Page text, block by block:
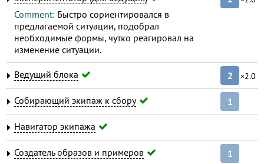
Comment: Быстро сориентировался в
предлагаемой ситуации, подобрал
необходимые формы, чутко реагировал на
изменение ситуации.
Ведущий блока 2 ×2.0
Собирающий экипаж к сбору 1
Навигатор экипажа
Создатель образов и примеров 1